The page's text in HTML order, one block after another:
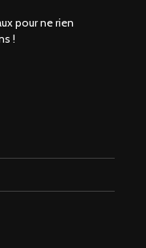
pour ne rien
!